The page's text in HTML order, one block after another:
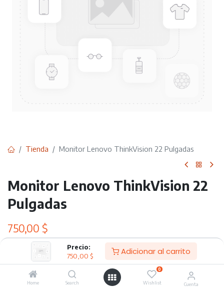
Precio:
750,00 $ Adicionar al carrito
Home Search
0
Wishlist Cuenta
Tienda Monitor Lenovo ThinkVision 22 Pulgadas
Monitor Lenovo ThinkVision 22
Pulgadas
750,00 $
Adicionar al carrito
Agregar a lista de deseos